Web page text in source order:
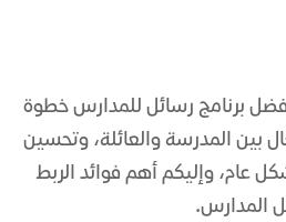
برنامج رسائل للمدارسخطوة
بين المدرسة والعائلة، وتحسين
عام، وإليكم أهم فوائد الربط
المدارس.